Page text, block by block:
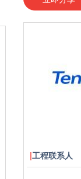
工程联系人